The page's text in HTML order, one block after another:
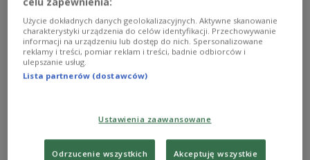
100 muzyków z 4 kontynentów -
EtnoKraków/Rozstaje
Użycie dokładnych danych geolokalizacyjnych. Aktywne skanowanie
charakterystyki urządzenia do celów identyfikacji. Przechowywanie
informacji na urządzeniu lub dostęp do nich. Spersonalizowane
reklamy i treści, pomiar reklam i treści, badnie odbiorców i
ulepszanie usług.
Lista partnerów (dostawców)
Ustawienia zaawansowane
Odrzucenie wszystkich Akceptuję wszystkie